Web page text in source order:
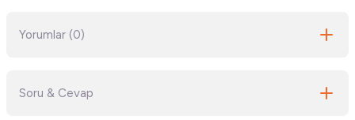
Yorumlar (0)
Soru & Cevap